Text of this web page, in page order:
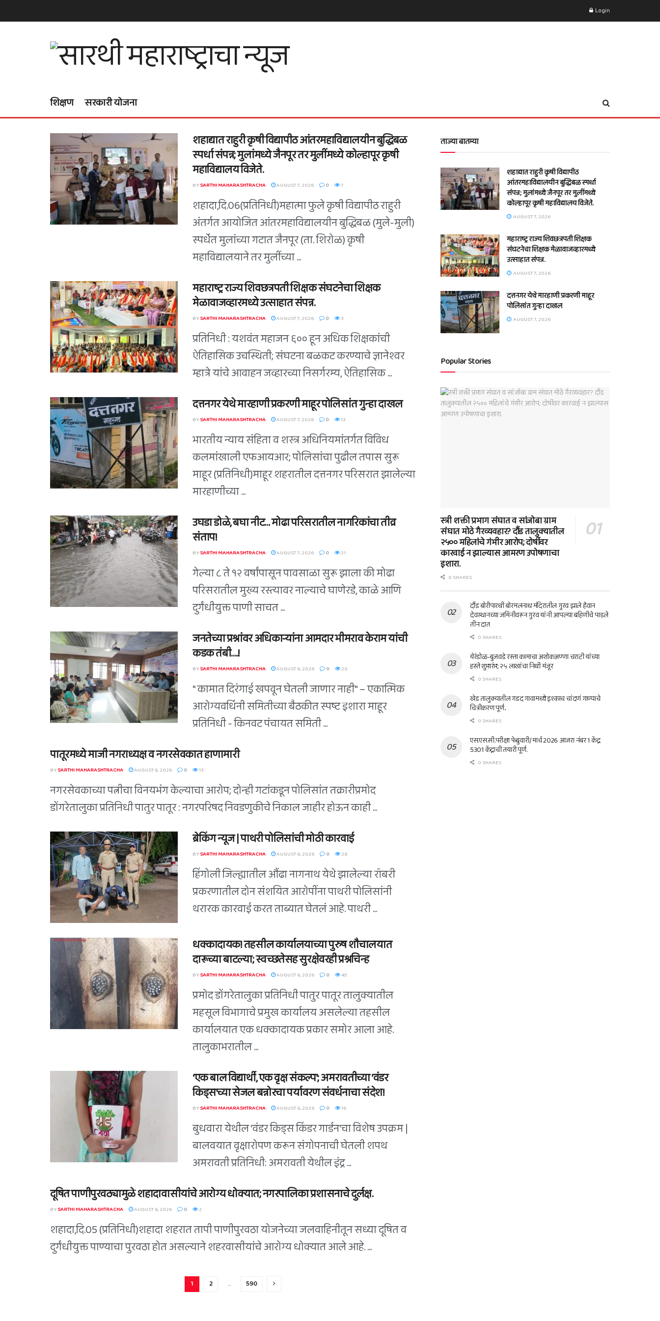
Login
शिक्षण सरकारी योजना
शहाद्यात राहुरी कृषी विद्यापीठ आंतरमहाविद्यालयीन बुद्धिबळ
स्पर्धा संपन्न; मुलांमध्ये जैनपूर तर मुलींमध्ये कोल्हापूर कृषी
महाविद्यालय विजेते.
BYSARTHI MAHARASHTRACHA AUGUST 7, 2026 0 7
शहादा,दि.06(प्रतिनिधी)महात्मा फुले कृषी विद्यापीठ राहुरी
अंतर्गत आयोजित आंतरमहाविद्यालयीन बुद्धिबळ (मुले-मुली)
स्पर्धेत मुलांच्या गटात जैनपूर (ता. शिरोळ) कृषी
महाविद्यालयाने तर मुलींच्या ...
महाराष्ट्र राज्य शिवछत्रपती शिक्षक संघटनेचा शिक्षक
मेळावाजव्हारमध्ये उत्साहात संपन्न.
BYSARTHI MAHARASHTRACHA AUGUST 7, 2026 0 3
प्रतिनिधी : यशवंत महाजन ६०० हून अधिक शिक्षकांची
ऐतिहासिक उचस्थिती; संघटना बळकट करण्याचे ज्ञानेश्वर
म्हात्रे यांचे आवाहन जव्हारच्या निसर्गरम्य, ऐतिहासिक ...
दत्तनगर येथे मारहाणी प्रकरणी माहूर पोलिसांत गुन्हा दाखल
BYSARTHI MAHARASHTRACHA AUGUST 7, 2026 0 13
भारतीय न्याय संहिता व शस्त्र अधिनियमांतर्गत विविध
कलमांखाली एफआयआर; पोलिसांचा पुढील तपास सुरू
माहूर (प्रतिनिधी)माहूर शहरातील दत्तनगर परिसरात झालेल्या
मारहाणीच्या ...
उघडा डोळे, बघा नीट… मोढा परिसरातील नागरिकांचा तीव्र
संताप!
BYSARTHI MAHARASHTRACHA AUGUST 7, 2026 0 21
गेल्या ८ ते १२ वर्षांपासून पावसाळा सुरू झाला की मोढा
परिसरातील मुख्य रस्त्यावर नाल्याचे घाणेरडे, काळे आणि
दुर्गंधीयुक्त पाणी साचत ...
जनतेच्या प्रश्नांवर अधिकाऱ्यांना आमदार भीमराव केराम यांची
कडक तंबी….!
BYSARTHI MAHARASHTRACHA AUGUST 6, 2026 0 20
" कामात दिरंगाई खपवून घेतली जाणार नाही" – एकात्मिक
आरोग्यवर्धिनी समितीच्या बैठकीत स्पष्ट इशारा माहूर
प्रतिनिधी - किनवट पंचायत समिती ...
पातूरमध्ये माजी नगराध्यक्ष व नगरसेवकात हाणामारी
BYSARTHI MAHARASHTRACHA AUGUST 6, 2026 0 13
नगरसेवकाच्या पत्नीचा विनयभंग केल्याचा आरोप; दोन्ही गटांकडून पोलिसांत तक्रारीप्रमोद
डोंगरेतालुका प्रतिनिधी पातुर पातूर : नगरपरिषद निवडणुकीचे निकाल जाहीर होऊन काही ...
ब्रेकिंग न्यूज | पाथरी पोलिसांची मोठी कारवाई
BYSARTHI MAHARASHTRACHA AUGUST 6, 2026 0 28
हिंगोली जिल्ह्यातील औंढा नागनाथ येथे झालेल्या रॉबरी
प्रकरणातील दोन संशयित आरोपींना पाथरी पोलिसांनी
थरारक कारवाई करत ताब्यात घेतलं आहे. पाथरी ...
धक्कादायक! तहसील कार्यालयाच्या पुरुष शौचालयात
दारूच्या बाटल्या; स्वच्छतेसह सुरक्षेवरही प्रश्नचिन्ह
BYSARTHI MAHARASHTRACHA AUGUST 6, 2026 0 45
प्रमोद डोंगरेतालुका प्रतिनिधी पातुर पातूर तालुक्यातील
महसूल विभागाचे प्रमुख कार्यालय असलेल्या तहसील
कार्यालयात एक धक्कादायक प्रकार समोर आला आहे.
तालुकाभरातील ...
‘एक बाल विद्यार्थी, एक वृक्ष संकल्प’; अमरावतीच्या ‘वंडर
किड्स’च्या सेजल बन्नोरचा पर्यावरण संवर्धनाचा संदेश!
BYSARTHI MAHARASHTRACHA AUGUST 6, 2026 0 16
बुधवारा येथील 'वंडर किड्स किंडर गार्डन'चा विशेष उपक्रम |
बालवयात वृक्षारोपण करून संगोपनाची घेतली शपथ
अमरावती प्रतिनिधी: अमरावती येथील इंद्र ...
दूषित पाणीपुरवठ्यामुळे शहादावासीयांचे आरोग्य धोक्यात; नगरपालिका प्रशासनाचे दुर्लक्ष.
BYSARTHI MAHARASHTRACHA AUGUST 6, 2026 0 2
शहादा,दि.05 (प्रतिनिधी)शहादा शहरात तापी पाणीपुरवठा योजनेच्या जलवाहिनीतून सध्या दूषित व
दुर्गंधीयुक्त पाण्याचा पुरवठा होत असल्याने शहरवासीयांचे आरोग्य धोक्यात आले आहे. ...
1 2 … 590
ताज्या बातम्या
शहाद्यात राहुरी कृषी विद्यापीठ
आंतरमहाविद्यालयीन बुद्धिबळ स्पर्धा
संपन्न; मुलांमध्ये जैनपूर तर मुलींमध्ये
कोल्हापूर कृषी महाविद्यालय विजेते.
AUGUST 7, 2026
महाराष्ट्र राज्य शिवछत्रपती शिक्षक
संघटनेचा शिक्षक मेळावाजव्हारमध्ये
उत्साहात संपन्न.
AUGUST 7, 2026
दत्तनगर येथे मारहाणी प्रकरणी माहूर
पोलिसांत गुन्हा दाखल
AUGUST 7, 2026
Popular Stories
स्त्री शक्ती प्रभाग संघात व सांजोबा ग्राम
संघात मोठे गैरव्यवहार? दौंड तालुक्यातील
२५०० महिलांचे गंभीर आरोप; दोषींवर
कारवाई न झाल्यास आमरण उपोषणाचा
इशारा.
0 SHARES
दौंड बोरीपारधी बोरमलनाथ मंदिरातील गुरव झाले हैवान
देवस्थानच्या जमिनीवरून गुरव यांनी आपल्या बहिणीचे पाडले
तीन दात
0 SHARES
येरंडोळ-बुजवडे रस्ता कामाचा अशोकअण्णा चराटी यांच्या
हस्ते शुभारंभ; २५ लाखांचा निधी मंजूर
0 SHARES
खेड तालुक्यातील गडद गावामध्ये इश्काच चांदणं गाण्याचे
चित्रीकरण पूर्ण..
0 SHARES
एस.एस.सी.परीक्षा फेब्रुवारी/ मार्च 2026 आजरा नंबर 1 केंद्र
5301 केंद्राची तयारी पूर्ण.
0 SHARES